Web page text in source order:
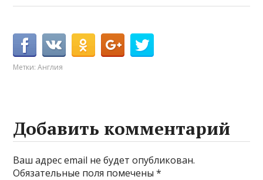
Метки:Англия
Добавить комментарий
Ваш адрес email не будет опубликован.
Обязательные поля помечены*